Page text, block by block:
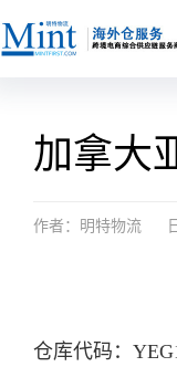
加拿大
作者：明特物流
仓库代码：